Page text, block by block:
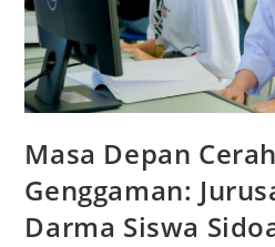
Masa Depan
Genggaman:
Darma Siswa